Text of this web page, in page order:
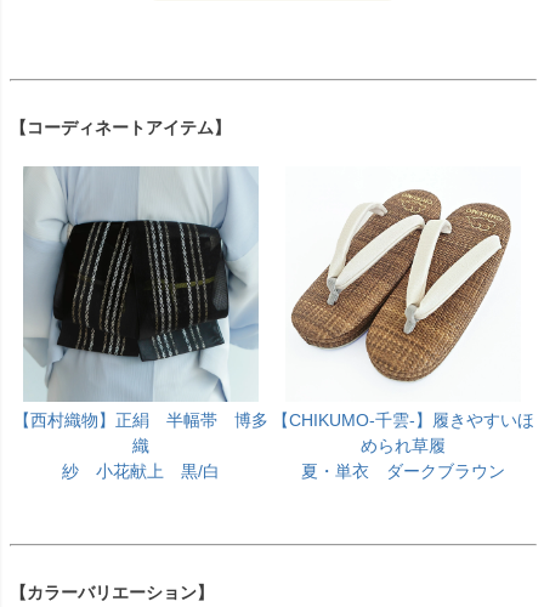
【コーディネートアイテム】
【西村織物】正絹 半幅帯 博多
織
紗 小花献上 黒/白
【CHIKUMO-千雲-】履きやすいほ
められ草履
夏・単衣 ダークブラウン
【カラーバリエーション】